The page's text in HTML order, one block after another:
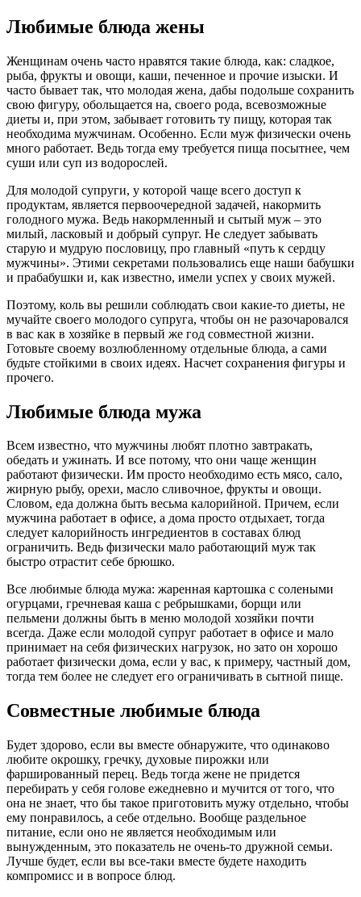
Любимые блюда жены
Женщинам очень часто нравятся такие блюда, как: сладкое,
рыба, фрукты и овощи, каши, печенное и прочие изыски. И
часто бывает так, что молодая жена, дабы подольше сохранить
свою фигуру, обольщается на, своего рода, всевозможные
диеты и, при этом, забывает готовить ту пищу, которая так
необходима мужчинам. Особенно. Если муж физически очень
много работает. Ведь тогда ему требуется пища посытнее, чем
суши или суп из водорослей.
Для молодой супруги, у которой чаще всего доступ к
продуктам, является первоочередной задачей, накормить
голодного мужа. Ведь накормленный и сытый муж – это
милый, ласковый и добрый супруг. Не следует забывать
старую и мудрую пословицу, про главный «путь к сердцу
мужчины». Этими секретами пользовались еще наши бабушки
и прабабушки и, как известно, имели успех у своих мужей.
Поэтому, коль вы решили соблюдать свои какие-то диеты, не
мучайте своего молодого супруга, чтобы он не разочаровался
в вас как в хозяйке в первый же год совместной жизни.
Готовьте своему возлюбленному отдельные блюда, а сами
будьте стойкими в своих идеях. Насчет сохранения фигуры и
прочего.
Любимые блюда мужа
Всем известно, что мужчины любят плотно завтракать,
обедать и ужинать. И все потому, что они чаще женщин
работают физически. Им просто необходимо есть мясо, сало,
жирную рыбу, орехи, масло сливочное, фрукты и овощи.
Словом, еда должна быть весьма калорийной. Причем, если
мужчина работает в офисе, а дома просто отдыхает, тогда
следует калорийность ингредиентов в составах блюд
ограничить. Ведь физически мало работающий муж так
быстро отрастит себе брюшко.
Все любимые блюда мужа: жаренная картошка с солеными
огурцами, гречневая каша с ребрышками, борщи или
пельмени должны быть в меню молодой хозяйки почти
всегда. Даже если молодой супруг работает в офисе и мало
принимает на себя физических нагрузок, но зато он хорошо
работает физически дома, если у вас, к примеру, частный дом,
тогда тем более не следует его ограничивать в сытной пище.
Совместные любимые блюда
Будет здорово, если вы вместе обнаружите, что одинаково
любите окрошку, гречку, духовые пирожки или
фаршированный перец. Ведь тогда жене не придется
перебирать у себя голове ежедневно и мучится от того, что
она не знает, что бы такое приготовить мужу отдельно, чтобы
ему понравилось, а себе отдельно. Вообще раздельное
питание, если оно не является необходимым или
вынужденным, это показатель не очень-то дружной семьи.
Лучше будет, если вы все-таки вместе будете находить
компромисс и в вопросе блюд.